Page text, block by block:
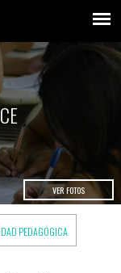
VER FOTOS
PEDAGÓGICA